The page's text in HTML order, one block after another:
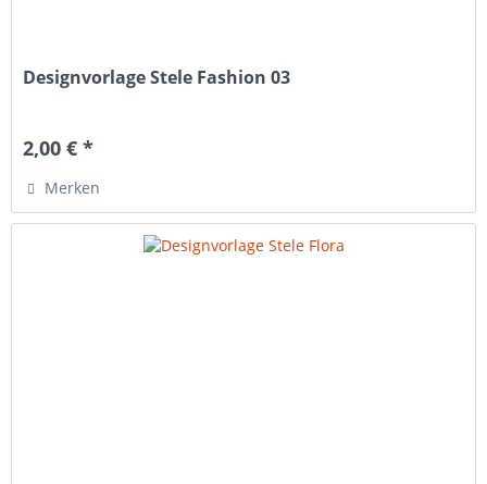
Designvorlage Stele Fashion 03
2,00 € *
Merken